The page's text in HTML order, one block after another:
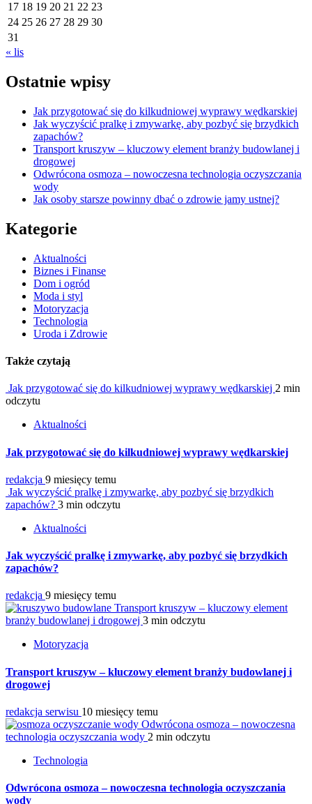
17 18 19 20 21 22 23
24 25 26 27 28 29 30
31
« lis
Ostatnie wpisy
Jak przygotować się do kilkudniowej wyprawy wędkarskiej
Jak wyczyścić pralkę i zmywarkę, aby pozbyć się brzydkich
zapachów?
Transport kruszyw – kluczowy element branży budowlanej i
drogowej
Odwrócona osmoza – nowoczesna technologia oczyszczania
wody
Jak osoby starsze powinny dbać o zdrowie jamy ustnej?
Kategorie
Aktualności
Biznes i Finanse
Dom i ogród
Moda i styl
Motoryzacja
Technologia
Uroda i Zdrowie
Także czytają
Jak przygotować się do kilkudniowej wyprawy wędkarskiej 2 min
odczytu
Aktualności
Jak przygotować się do kilkudniowej wyprawy wędkarskiej
redakcja 9 miesięcy temu
Jak wyczyścić pralkę i zmywarkę, aby pozbyć się brzydkich
zapachów? 3 min odczytu
Aktualności
Jak wyczyścić pralkę i zmywarkę, aby pozbyć się brzydkich
zapachów?
redakcja 9 miesięcy temu
Transport kruszyw – kluczowy element
branży budowlanej i drogowej 3 min odczytu
Motoryzacja
Transport kruszyw – kluczowy element branży budowlanej i
drogowej
redakcja serwisu 10 miesięcy temu
Odwrócona osmoza – nowoczesna
technologia oczyszczania wody 2 min odczytu
Technologia
Odwrócona osmoza – nowoczesna technologia oczyszczania
wody